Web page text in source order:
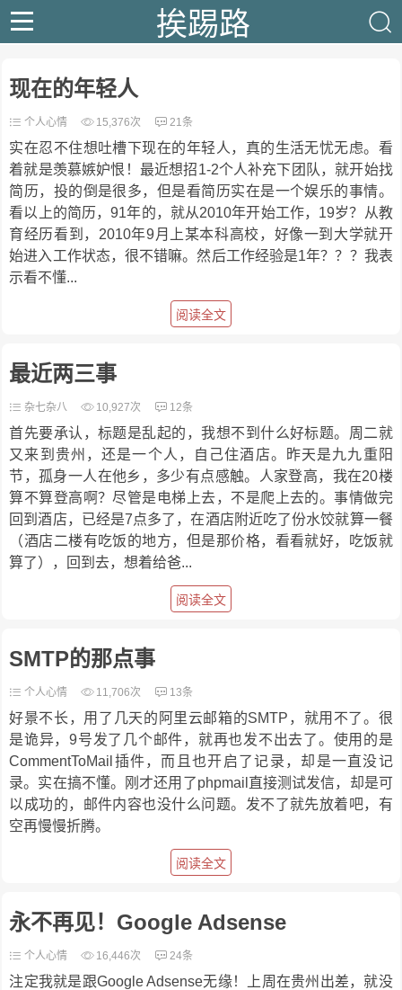
挨踢路
现在的年轻人
个人心情 15,376次 21条
实在忍不住想吐槽下现在的年轻人，真的生活无忧无虑。看
着就是羡慕嫉妒恨！最近想招1-2个人补充下团队，就开始找
简历，投的倒是很多，但是看简历实在是一个娱乐的事情。
看以上的简历，91年的，就从2010年开始工作，19岁？从教
育经历看到，2010年9月上某本科高校，好像一到大学就开
始进入工作状态，很不错嘛。然后工作经验是1年？？？我表
示看不懂...
阅读全文
最近两三事
杂七杂八 10,927次 12条
首先要承认，标题是乱起的，我想不到什么好标题。周二就
又来到贵州，还是一个人，自己住酒店。昨天是九九重阳
节，孤身一人在他乡，多少有点感触。人家登高，我在20楼
算不算登高啊？尽管是电梯上去，不是爬上去的。事情做完
回到酒店，已经是7点多了，在酒店附近吃了份水饺就算一餐
（酒店二楼有吃饭的地方，但是那价格，看看就好，吃饭就
算了），回到去，想着给爸...
阅读全文
SMTP的那点事
个人心情 11,706次 13条
好景不长，用了几天的阿里云邮箱的SMTP，就用不了。很
是诡异，9号发了几个邮件，就再也发不出去了。使用的是
CommentToMail插件，而且也开启了记录，却是一直没记
录。实在搞不懂。刚才还用了phpmail直接测试发信，却是可
以成功的，邮件内容也没什么问题。发不了就先放着吧，有
空再慢慢折腾。
阅读全文
永不再见！Google Adsense
个人心情 16,446次 24条
注定我就是跟Google Adsense无缘！上周在贵州出差，就没